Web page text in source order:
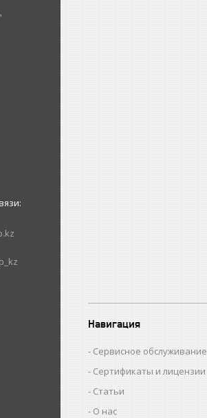
Навигация
Сервисное обслуживание
Сертификаты и лицензии
Статьи
О нас